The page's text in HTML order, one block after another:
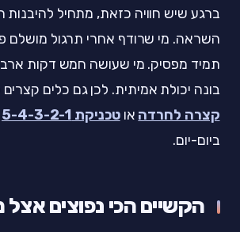
ברגע שיש חוויה כזאת, מתחיל
השראה. מי שרודף אחרי תרגול מושלם
תמיד מפסיק. מי שעושה חמש דקות
בונה יכולת אמיתית. לכן גם כלים קצרים
קצרה לחרדה אוטכניקת 5-4-3-2-1
ביום-יום.
הקשיים הכי נפוצים אצל